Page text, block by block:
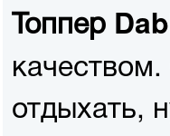
Топпер
отдыхать,